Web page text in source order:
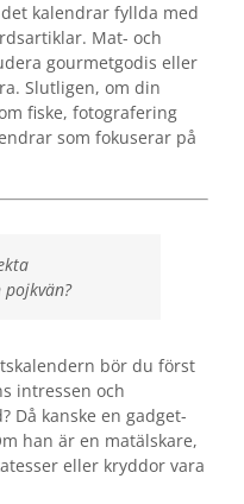
kalendrar fyllda med
Mat- och
gourmetgodis eller
Slutligen, om din
fiske, fotografering
som fokuserar på
bör du först
intressen och
Då kanske en gadget-
han är en matälskare,
eller kryddor vara